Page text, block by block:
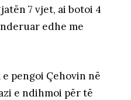
7 vjet, ai botoi 4
edhe me
pengoi Çehovin në
e ndihmoi për të